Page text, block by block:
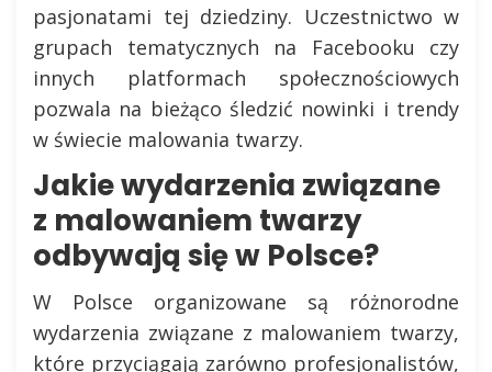
pasjonatami tej dziedziny. Uczestnictwo w
grupach tematycznych na Facebooku czy
innych platformach społecznościowych
pozwala na bieżąco śledzić nowinki i trendy
w świecie malowania twarzy.
Jakie wydarzenia związane
z malowaniem twarzy
odbywają się w Polsce?
W Polsce organizowane są różnorodne
wydarzenia związane z malowaniem twarzy,
które przyciągają zarówno profesjonalistów,